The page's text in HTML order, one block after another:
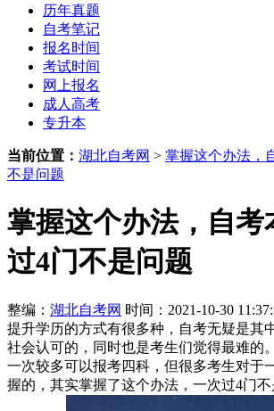
历年真题
自考笔记
报名时间
考试时间
网上报名
成人高考
专升本
当前位置： 湖北自考网 > 掌握这个办法，
不是问题
掌握这个办法，自考
过4门不是问题
整编： 湖北自考网 时间：2021-10-30
提升学历的方式有很多种，自考无疑是其
社会认可的，同时也是考生们觉得最难的
一次较多可以报考四科，但很多考生对于
握的，其实掌握了这个办法，一次过4门不